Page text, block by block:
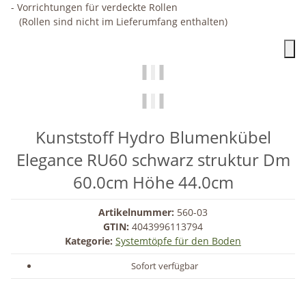
- Vorrichtungen für verdeckte Rollen
(Rollen sind nicht im Lieferumfang enthalten)
Kunststoff Hydro Blumenkübel
Elegance RU60 schwarz struktur Dm
60.0cm Höhe 44.0cm
Artikelnummer: 560-03
GTIN: 4043996113794
Kategorie: Systemtöpfe für den Boden
Sofort verfügbar